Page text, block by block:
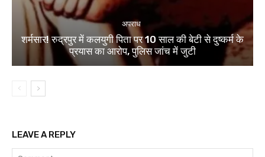
अपराध
शर्मसार! रुद्रपुर में कलयुगी पिता पर 10 साल की बेटी से दुष्कर्म के
प्रयास का आरोप, पुलिस जांच में जुटी
LEAVE A REPLY